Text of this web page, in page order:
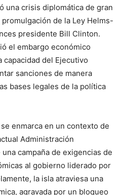
una crisis diplomática de gran
de la Ley Helms-
presidente Bill Clinton.
el embargo económico
del Ejecutivo
sanciones de manera
bases legales de la política
enmarca en un contexto de
Administración
campaña de exigencias de
al gobierno liderado por
la isla atraviesa una
agravada por un bloqueo